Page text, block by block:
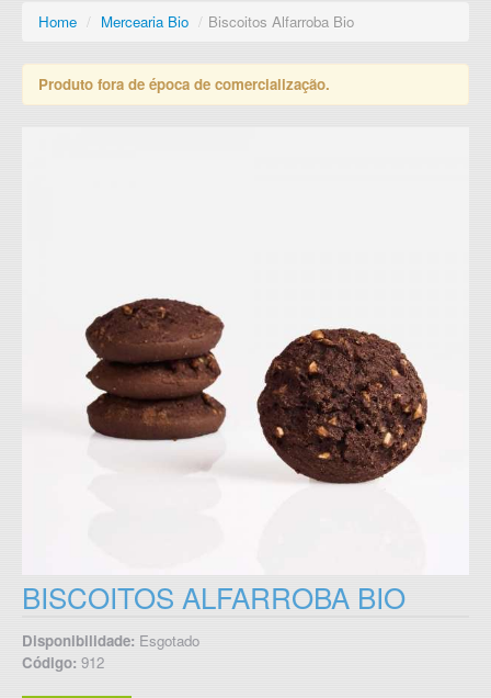
Home / Mercearia Bio / Biscoitos Alfarroba Bio
Produto fora de época de comercialização.
BISCOITOS ALFARROBA BIO
Disponibilidade: Esgotado
Código: 912